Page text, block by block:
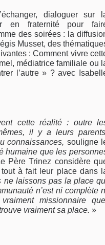
dialoguer sur
en fraternité pour
des soirées : la
Musset, des
: Comment vivre
médiatrice familiale ou
l’autre » ? avec
cette réalité : outre
il y a leurs
connaissances, souligne
humaine que les
Père Trinez considère
à fait leur place dans
ne laissons pas la place
n’est ni complète
missionnaire
vraiment sa place. »